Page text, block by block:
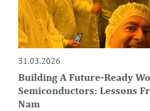
31.03.2026
Building A Future-Ready
Semiconductors: Lessons
Nam